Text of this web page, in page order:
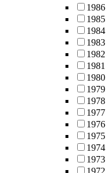
1986
1985
1984
1983
1982
1981
1980
1979
1978
1977
1976
1975
1974
1973
1972